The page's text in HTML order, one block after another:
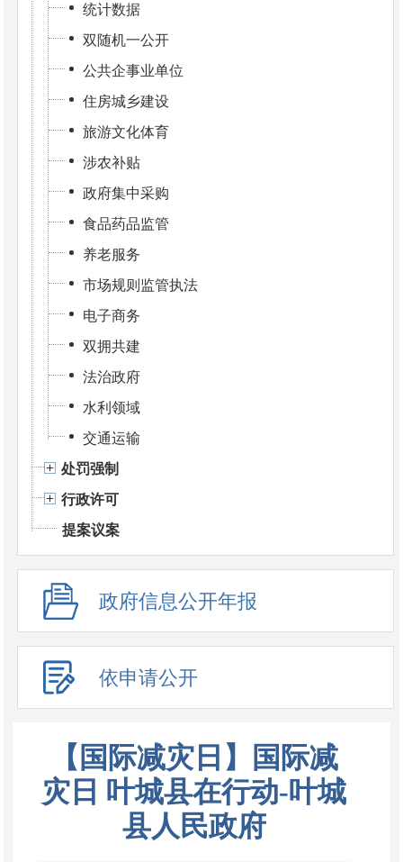
统计数据
双随机一公开
公共企事业单位
住房城乡建设
旅游文化体育
涉农补贴
政府集中采购
食品药品监管
养老服务
市场规则监管执法
电子商务
双拥共建
法治政府
水利领域
交通运输
处罚强制
行政许可
提案议案
政府信息公开年报
依申请公开
【国际减灾日】国际减
灾日 叶城县在行动-叶城
县人民政府